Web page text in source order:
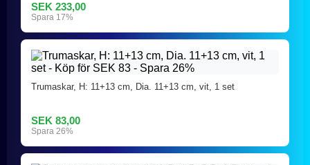
SEK 233,00
Spara 17%
Trumaskar, H: 11+13 cm, Dia. 11+13 cm, vit, 1 set
SEK 83,00
Spara 26%